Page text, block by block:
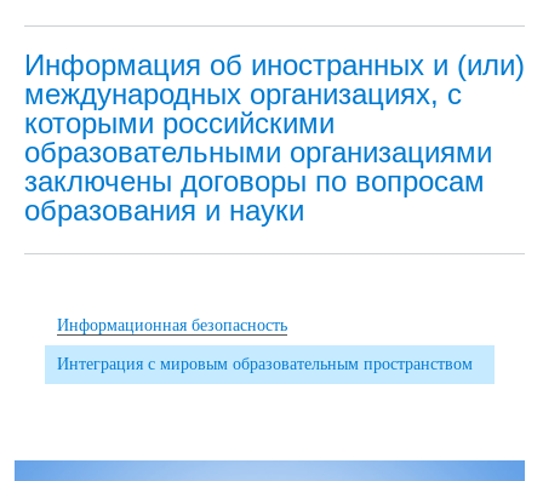
Информация об иностранных и (или)
международных организациях, с
которыми российскими
образовательными организациями
заключены договоры по вопросам
образования и науки
Информационная безопасность
Интеграция с мировым образовательным пространством